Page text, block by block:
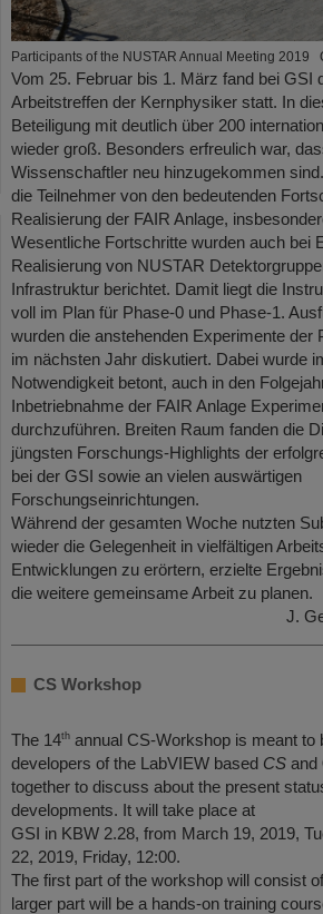
Participants of the NUSTAR Annual Meeting 2019
Vom 25. Februar bis 1. März fand bei GSI
Arbeitstreffen der Kernphysiker statt. In
Beteiligung mit deutlich über 200
wieder groß. Besonders erfreulich war,
Wissenschaftler neu hinzugekommen
die Teilnehmer von den bedeutenden
Realisierung der FAIR Anlage,
Wesentliche Fortschritte wurden auch bei
Realisierung von NUSTAR
Infrastruktur berichtet. Damit liegt die
voll im Plan für Phase-0 und Phase-1.
wurden die anstehenden Experimente der
im nächsten Jahr diskutiert. Dabei wurde
Notwendigkeit betont, auch in den
Inbetriebnahme der FAIR Anlage
durchzuführen. Breiten Raum fanden die
jüngsten Forschungs-Highlights der
bei der GSI sowie an vielen auswärtigen
Forschungseinrichtungen.
Während der gesamten Woche nutzten
wieder die Gelegenheit in vielfältigen
Entwicklungen zu erörtern, erzielte
die weitere gemeinsame Arbeit zu planen.
J.
CS Workshop
The 14th annual CS-Workshop is meant to
developers of the LabVIEW based CS and
together to discuss about the present
developments. It will take place at
GSI in KBW 2.28, from March 19, 2019,
22, 2019, Friday, 12:00.
The first part of the workshop will consist
larger part will be a hands-on training